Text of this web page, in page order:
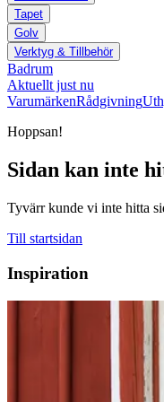
Tapet
Golv
Verktyg & Tillbehör
Badrum
Aktuellt just nu
VarumärkenRådgivning
Hoppsan!
Sidan kan inte
Tyvärr kunde vi inte hitta
Till startsidan
Inspiration